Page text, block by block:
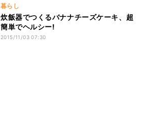
暮らし
炊飯器でつくるバナナチーズケーキ、超
簡単でヘルシー!
2015/11/03 07:30